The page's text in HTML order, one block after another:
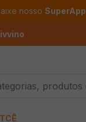
nosso SuperApp